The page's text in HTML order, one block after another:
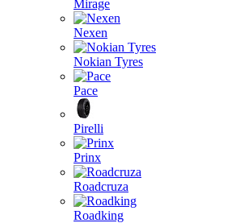
Mirage
Nexen
Nokian Tyres
Pace
Pirelli
Prinx
Roadcruza
Roadking